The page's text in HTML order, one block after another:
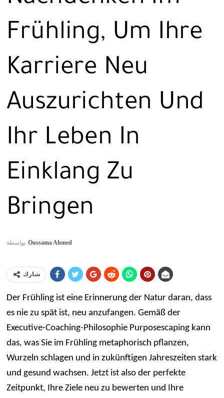
Frühling, Um Ihre
Karriere Neu
Auszurichten Und
Ihr Leben In
Einklang Zu
Bringen
بواسطة Oussama Ahmed
شارك
Der Frühling ist eine Erinnerung der Natur daran, dass
es nie zu spät ist, neu anzufangen. Gemäß der
Executive-Coaching-Philosophie Purposescaping kann
das, was Sie im Frühling metaphorisch pflanzen,
Wurzeln schlagen und in zukünftigen Jahreszeiten stark
und gesund wachsen. Jetzt ist also der perfekte
Zeitpunkt, Ihre Ziele neu zu bewerten und Ihre